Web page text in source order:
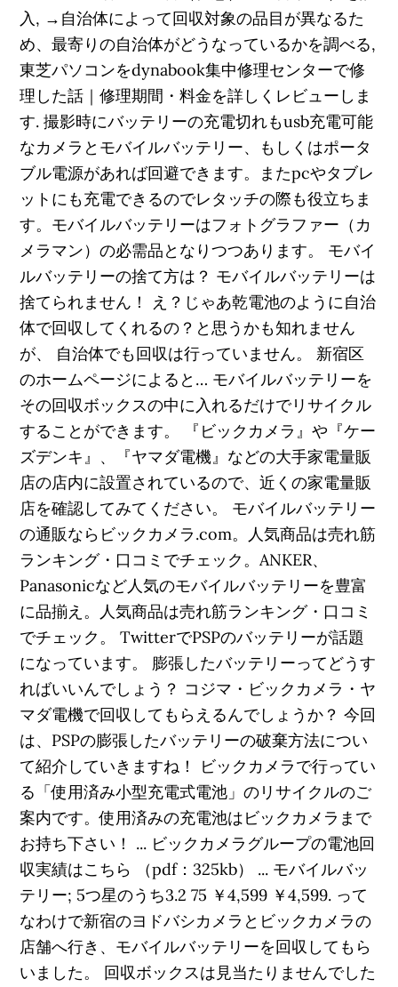
入, →自治体によって回収対象の品目が異なるた
め、最寄りの自治体がどうなっているかを調べる,
東芝パソコンをdynabook集中修理センターで修
理した話｜修理期間・料金を詳しくレビューしま
す. 撮影時にバッテリーの充電切れもusb充電可能
なカメラとモバイルバッテリー、もしくはポータ
ブル電源があれば回避できます。またpcやタブレ
ットにも充電できるのでレタッチの際も役立ちま
す。モバイルバッテリーはフォトグラファー（カ
メラマン）の必需品となりつつあります。 モバイ
ルバッテリーの捨て方は？ モバイルバッテリーは
捨てられません！ え？じゃあ乾電池のように自治
体で回収してくれるの？と思うかも知れません
が、 自治体でも回収は行っていません。 新宿区
のホームページによると… モバイルバッテリーを
その回収ボックスの中に入れるだけでリサイクル
することができます。 『ビックカメラ』や『ケー
ズデンキ』、『ヤマダ電機』などの大手家電量販
店の店内に設置されているので、近くの家電量販
店を確認してみてください。 モバイルバッテリー
の通販ならビックカメラ.com。人気商品は売れ筋
ランキング・口コミでチェック。ANKER、
Panasonicなど人気のモバイルバッテリーを豊富
に品揃え。人気商品は売れ筋ランキング・口コミ
でチェック。 TwitterでPSPのバッテリーが話題
になっています。 膨張したバッテリーってどうす
ればいいんでしょう？ コジマ・ビックカメラ・ヤ
マダ電機で回収してもらえるんでしょうか？ 今回
は、PSPの膨張したバッテリーの破棄方法につい
て紹介していきますね！ ビックカメラで行ってい
る「使用済み小型充電式電池」のリサイクルのご
案内です。使用済みの充電池はビックカメラまで
お持ち下さい！ ... ビックカメラグループの電池回
収実績はこちら （pdf：325kb） ... モバイルバッ
テリー; 5つ星のうち3.2 75 ￥4,599 ￥4,599. って
なわけで新宿のヨドバシカメラとビックカメラの
店舗へ行き、モバイルバッテリーを回収してもら
いました。 回収ボックスは見当たりませんでした